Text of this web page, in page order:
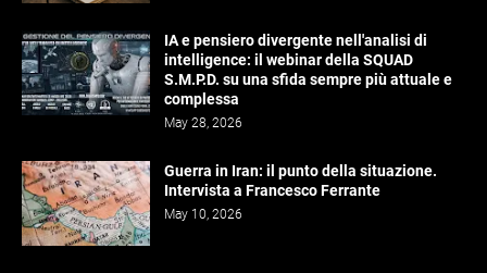
IA e pensiero divergente nell'analisi di
intelligence: il webinar della SQUAD
S.M.P.D. su una sfida sempre più attuale e
complessa
May 28, 2026
Guerra in Iran: il punto della situazione.
Intervista a Francesco Ferrante
May 10, 2026